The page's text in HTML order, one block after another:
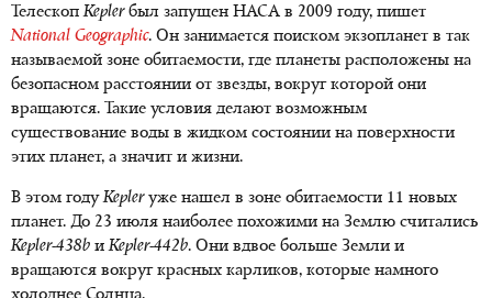
ТелескопKeplerбыл запущен НАСА в 2009 году, пишет
National Geographic. Он занимается поиском экзопланет в так
называемой зоне обитаемости, где планеты расположены на
безопасном расстоянии от звезды, вокруг которой они
вращаются. Такие условия делают возможным
существование воды в жидком состоянии на поверхности
этих планет, а значит и жизни.
В этом годуKeplerуже нашел в зоне обитаемости 11 новых
планет. До 23 июля наиболее похожими на Землю считались
Kepler-438b иKepler-442b. Они вдвое больше Земли и
вращаются вокруг красных карликов, которые намного